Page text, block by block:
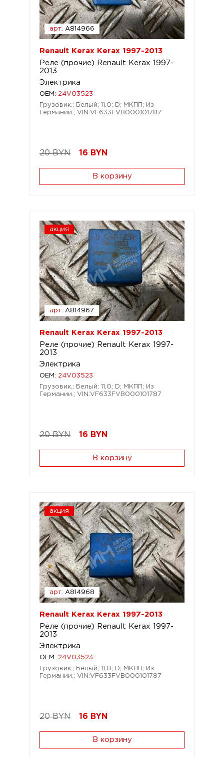
арт. A814966
Renault Kerax Kerax 1997-2013
Реле (прочие) Renault Kerax 1997-
2013
Электрика
OEM: 24V03523
Грузовик.; Белый; 11,0; D; МКПП; Из
Германии.; VIN:VF633FVB000101787
20 BYN 16 BYN
В корзину
акция
арт. A814967
Renault Kerax Kerax 1997-2013
Реле (прочие) Renault Kerax 1997-
2013
Электрика
OEM: 24V03523
Грузовик.; Белый; 11,0; D; МКПП; Из
Германии.; VIN:VF633FVB000101787
20 BYN 16 BYN
В корзину
акция
арт. A814968
Renault Kerax Kerax 1997-2013
Реле (прочие) Renault Kerax 1997-
2013
Электрика
OEM: 24V03523
Грузовик.; Белый; 11,0; D; МКПП; Из
Германии.; VIN:VF633FVB000101787
20 BYN 16 BYN
В корзину